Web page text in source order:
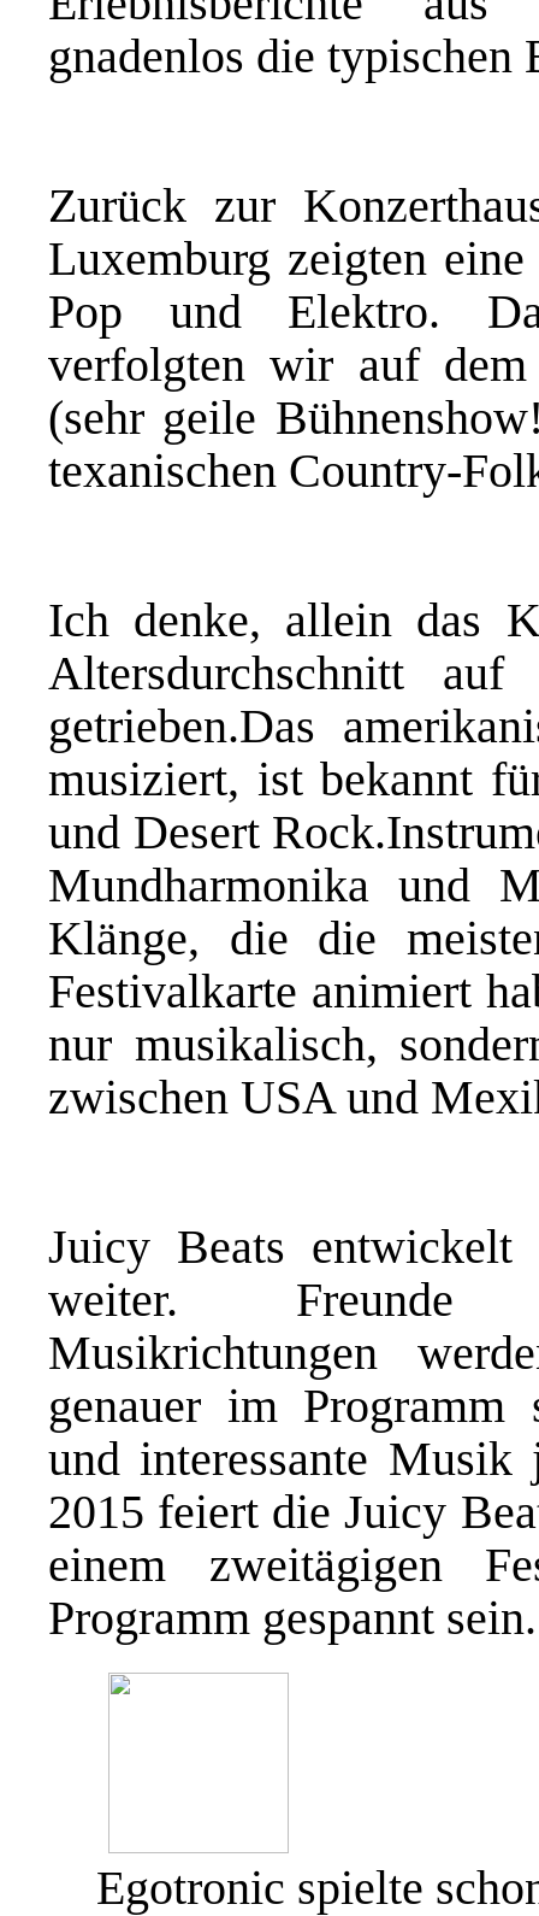
gnadenlos die
Zurück zur
Luxemburg zeigten
Pop und Elektro.
verfolgten wir auf dem
(sehr geile
texanischen Country-
Ich denke, allein das
Altersdurchschnitt
getrieben.Das
musiziert, ist bekannt
und Desert
Mundharmonika und
Klänge, die die
Festivalkarte animiert
nur musikalisch,
zwischen USA und
Juicy Beats entwickelt
weiter. Freunde
Musikrichtungen
genauer im Programm
und interessante
2015 feiert die Juicy
einem zweitägigen
Programm gespannt sein.
Egotronic spielte